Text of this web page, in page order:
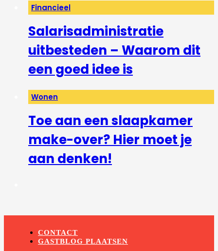
Financieel
Salarisadministratie
uitbesteden – Waarom dit
een goed idee is
Wonen
Toe aan een slaapkamer
make-over? Hier moet je
aan denken!
CONTACT
GASTBLOG PLAATSEN